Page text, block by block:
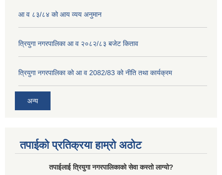
आ व ८३/८४ को आय व्यय अनुमान
त्रियुगा नगरपालिका आ व २०८२/८३ बजेट किताव
त्रियुगा नगरपालिका को आ व 2082/83 को नीति तथा कार्यक्रम
अन्य
तपाईको प्रतिक्रया हाम्रो अठोट
तपाईलाई त्रियुगा नगरपालिकाको सेवा कस्तो लाग्यो?